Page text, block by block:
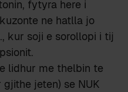
fytyra here i
ne hatlla jo
kur soji e sorollopi i tij
lidhur me thelbin te
jeten) se NUK